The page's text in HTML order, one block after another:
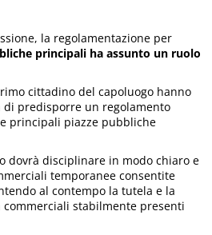
la regolamentazione per
principali ha assunto un ruolo
cittadino del capoluogo hanno
di predisporre un regolamento
principali piazze pubbliche
dovrà disciplinare in modo chiaro e
temporanee consentite
al contempo la tutela e la
stabilmente presenti